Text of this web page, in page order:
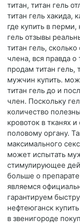
титан, титан гель
титан гель хакида,
где купить в перми,
гель отзывы
титан гель,
члена, вся правда о
продам титан гель,
мужчин купить.
титан гель до и
член. Поскольку
количество
кровоток в тканях
половому органу.
максимального
может испытать
стимулирующее
больше о
являемся
гарантируем
нефтеюганск
в звенигороде